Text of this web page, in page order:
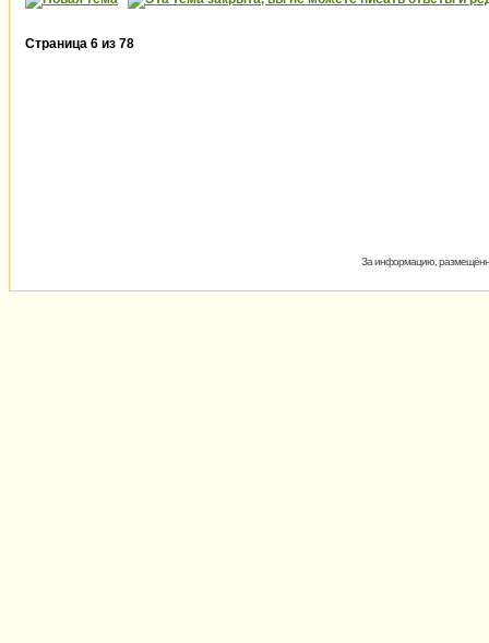
Страница 6 из 78
За информацию,